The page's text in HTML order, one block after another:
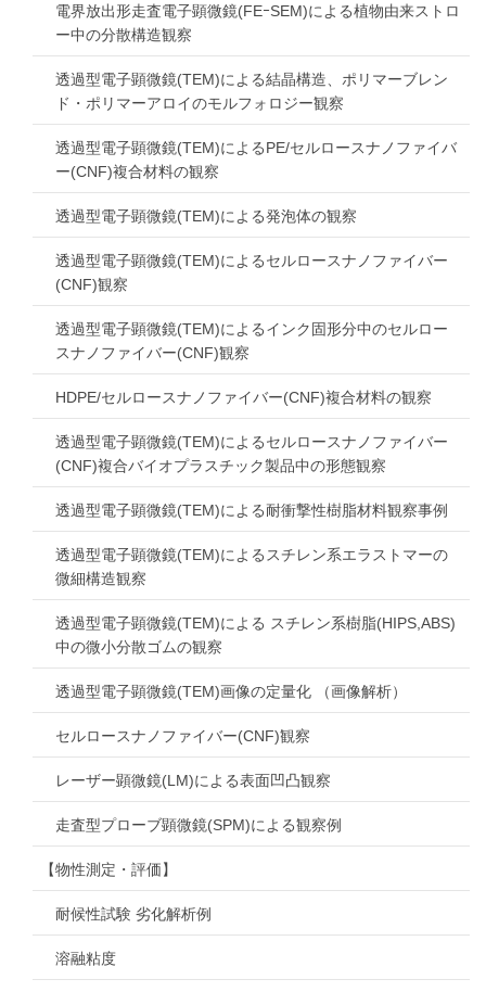
電界放出形走査電子顕微鏡(FEｰSEM)による植物由来ストロ
ー中の分散構造観察
透過型電子顕微鏡(TEM)による結晶構造、ポリマーブレン
ド・ポリマーアロイのモルフォロジー観察
透過型電子顕微鏡(TEM)によるPE/セルロースナノファイバ
ー(CNF)複合材料の観察
透過型電子顕微鏡(TEM)による発泡体の観察
透過型電子顕微鏡(TEM)によるセルロースナノファイバー
(CNF)観察
透過型電子顕微鏡(TEM)によるインク固形分中のセルロー
スナノファイバー(CNF)観察
HDPE/セルロースナノファイバー(CNF)複合材料の観察
透過型電子顕微鏡(TEM)によるセルロースナノファイバー
(CNF)複合バイオプラスチック製品中の形態観察
透過型電子顕微鏡(TEM)による耐衝撃性樹脂材料観察事例
透過型電子顕微鏡(TEM)によるスチレン系エラストマーの
微細構造観察
透過型電子顕微鏡(TEM)による スチレン系樹脂(HIPS,ABS)
中の微小分散ゴムの観察
透過型電子顕微鏡(TEM)画像の定量化 （画像解析）
セルロースナノファイバー(CNF)観察
レーザー顕微鏡(LM)による表面凹凸観察
走査型プローブ顕微鏡(SPM)による観察例
【物性測定・評価】
耐候性試験 劣化解析例
溶融粘度